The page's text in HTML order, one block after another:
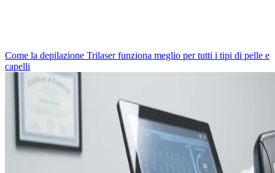
Come la depilazione Trilaser funziona meglio per tutti i tipi di pelle e
capelli